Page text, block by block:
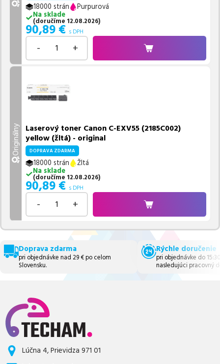
18000 strán
Purpurová
Na sklade
(doručíme 12.08.2026)
90,89 € s DPH
- +
Originálny Laserový toner Canon C-EXV55 (2185C002)
yellow (žltá) - original
DOPRAVA ZDARMA
18000 strán
Žltá
Na sklade
(doručíme 12.08.2026)
90,89 € s DPH
- +
Doprava zdarma
pri objednávke nad 29 € po celom
Slovensku.
Rýchle doručenie
pri objednávke do
nasledujúci pracovný
Lúčna 4, Prievidza 971 01